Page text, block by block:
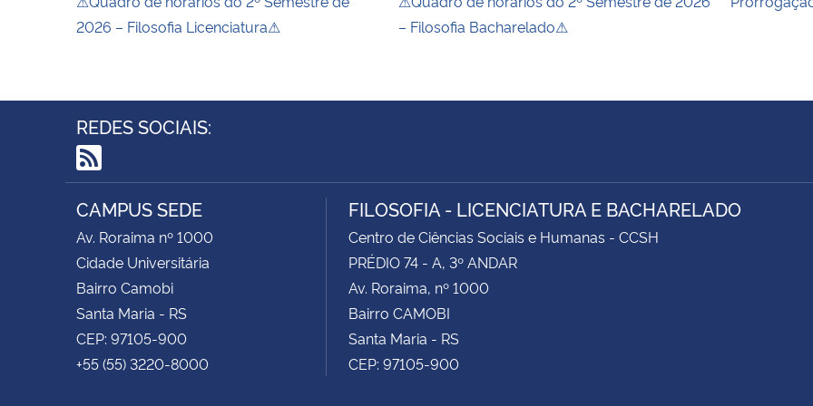
2026 – Filosofia Licenciatura⚠
– Filosofia Bacharelado⚠
REDES SOCIAIS:
RSS
CAMPUS SEDE
Av. Roraima nº 1000
Cidade Universitária
Bairro Camobi
Santa Maria - RS
CEP: 97105-900
+55 (55) 3220-8000
FILOSOFIA - LICENCIATURA E BACHARELADO
Centro de Ciências Sociais e Humanas - CCSH
PRÉDIO 74 - A, 3º ANDAR
Av. Roraima, nº 1000
Bairro CAMOBI
Santa Maria - RS
CEP: 97105-900